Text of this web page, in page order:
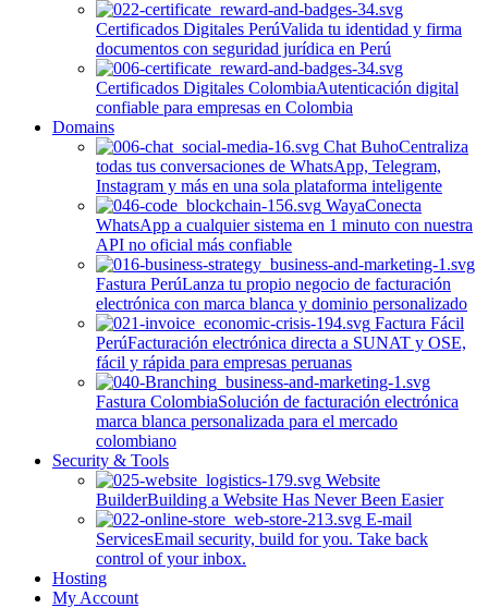
Certificados Digitales PerúValida tu identidad y firma
documentos con seguridad jurídica en Perú
Certificados Digitales ColombiaAutenticación digital
confiable para empresas en Colombia
Domains
Chat BuhoCentraliza
todas tus conversaciones de WhatsApp, Telegram,
Instagram y más en una sola plataforma inteligente
WayaConecta
WhatsApp a cualquier sistema en 1 minuto con nuestra
API no oficial más confiable
Fastura PerúLanza tu propio negocio de facturación
electrónica con marca blanca y dominio personalizado
Factura Fácil
PerúFacturación electrónica directa a SUNAT y OSE,
fácil y rápida para empresas peruanas
Fastura ColombiaSolución de facturación electrónica
marca blanca personalizada para el mercado
colombiano
Security & Tools
Website
BuilderBuilding a Website Has Never Been Easier
E-mail
ServicesEmail security, build for you. Take back
control of your inbox.
Hosting
My Account